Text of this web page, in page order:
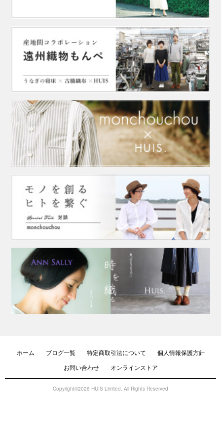
ホーム ブログ一覧 特定商取引法について
個人情報保護方針
お問い合わせ
オンラインストア
Copyright©2026 HUIS Limited. All Rights Reserved